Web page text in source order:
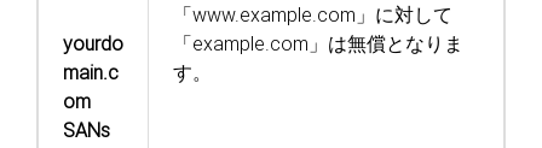
yourdo
main.c
om
SANs
「www.example.com」に対して
「example.com」は無償となりま
す。